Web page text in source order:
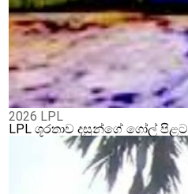
2026 LPL
LPL ශූරතාව දසුන්ගේ ගෝල් පිළට